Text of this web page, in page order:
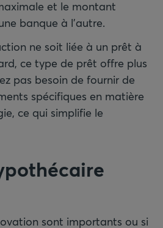
et le montant
banque à l’autre.
ne soit liée à un prêt à
ce type de prêt offre plus
pas besoin de fournir de
spécifiques en matière
ce qui simplifie le
sont importants ou si